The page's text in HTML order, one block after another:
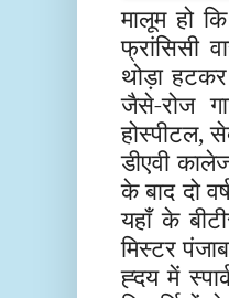
मालूम हो
फ्रांसिसी
थोड़ा
जैसे-रोज
होस्पीटल,
डीएवी
के बाद दो
यहाँ के
मिस्टर
ह्दय में